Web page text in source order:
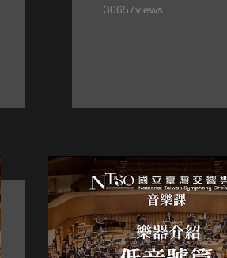
30657views